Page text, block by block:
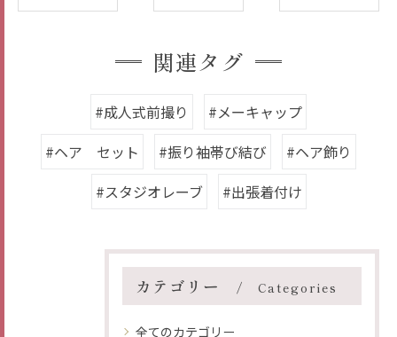
関連タグ
#成人式前撮り
#メーキャップ
#ヘア セット
#振り袖帯び結び
#ヘア飾り
#スタジオレーブ
#出張着付け
カテゴリー Categories
全てのカテゴリー